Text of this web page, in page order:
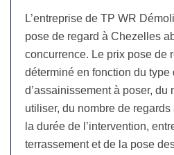
L’entreprise de TP WR
pose de regard à Chezelles
concurrence. Le prix pose de
déterminé en fonction du type
d’assainissement à poser, du
utiliser, du nombre de
la durée de l’intervention,
terrassement et de la pose